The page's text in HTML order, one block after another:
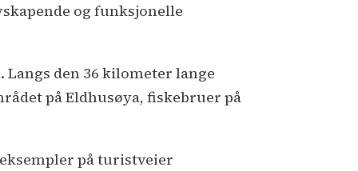
og funksjonelle
den 36 kilometer lange
på Eldhusøya, fiskebruer på
på turistveier